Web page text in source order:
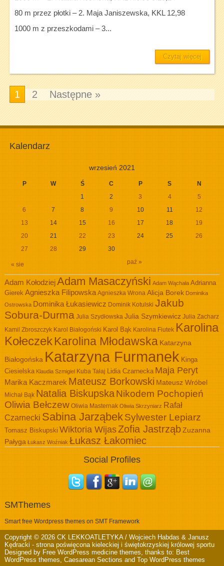
80 m przez płotki – 2. Maja Janiszewska, KKL 12,98
1000 m z przeszkodami – 3...
Czytaj więcej
1 2 Następne »
Kalendarz
wrzesień 2021
P W Ś C P S N
« sie paź »
1 2 3 4
5
6
7 8 9 10 11
12
13
14 15 16 17 18
19
20
21 22 23 24 25
26
27
28 29 30
Adam KołodziejAdam Masaczyński Adam Wąchała Adrianna
Gierek Agnieszka Filipowska Agnieszka Wrona Alicja Borek Dominika
Ostrowska Dominika Łukasiewicz Dominik Kotulski Jakub
Sobura-Durma Julia Szydłowska Julia Szymkiewicz Julia Zacharz
Kamil Zbroszczyk Karol Białogoński Karol Bąk Karolina Fiutek Karolina
KołeczekKarolina Młodawska Katarzyna
Białogońska Katarzyna Furmanek Kinga
Ciesielska Klaudia Szmigiel Kuba Tałaj Lidia Czarnecka Maja Peryt
Marika Kaczmarek Mateusz Borkowski Mateusz Wróbel
Michał Bąk Natalia BiskupskaNikodem Pochopień
Oliwia Bełczew Oliwia Masternak Oliwia Skrzyniarz Rafał
Czarnecki Sabina JarząbekSylwester Lepiarz
Tomasz Biskupski Wiktoria WijasZofia JastrząbZuzanna
Pałyga Łukasz Woźniak Łukasz Łakomiec
Social Profiles
SMThemes
Smart free Wordpress themes on SMT Framework
Copyright © 2026 CK LEKKOATLETYKA / Wojciech Habdas & Janusz
Kędracki - strona poświęcona kieleckiej i świętokrzyskiej królowej sportu
Designed by Free WordPress medicine themes, thanks to: Best
WordPress themes, Caesarean Sections and Top WordPress themes